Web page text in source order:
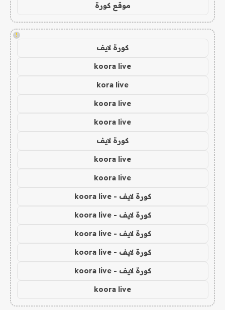
موقع كورة
!
كورة لايف
koora live
kora live
koora live
koora live
كورة لايف
koora live
koora live
كورة لايف - koora live
كورة لايف - koora live
كورة لايف - koora live
كورة لايف - koora live
كورة لايف - koora live
koora live